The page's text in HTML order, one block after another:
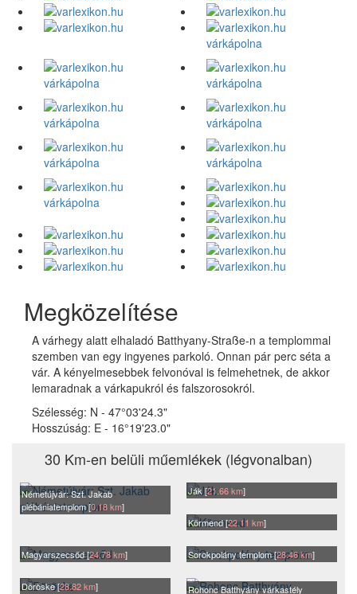
várkápolna
várkápolna várkápolna
várkápolna várkápolna
várkápolna várkápolna
várkápolna
Megközelítése
A várhegy alatt elhaladó Batthyany-Straße-n a templommal
szemben van egy ingyenes parkoló. Onnan pár perc séta a
vár. A kényelmesebbek felvonóval is felmehetnek, de akkor
lemaradnak a várkapukról és falszorosokról.
Szélesség: N - 47°03'24.3"
Hosszúság: E - 16°19'23.0"
30 Km-en belüli műemlékek (légvonalban)
Németújvár: Szt. Jakab
plébániatemplom [0.18 km]
Ják [21.66 km]
Körmend [22.11 km]
Magyarszecsőd [24.78 km] Sorokpolány templom [28.46 km]
Döröske [28.82 km] Rohonc Batthyány várkastély